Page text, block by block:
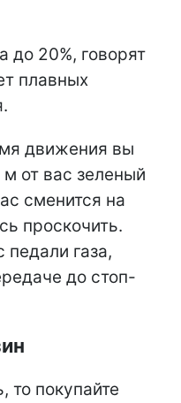
до 20%, говорят
плавных
движения вы
от вас зеленый
сменится на
проскочить.
педали газа,
до стоп-
то покупайте